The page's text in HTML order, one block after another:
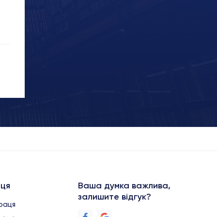
Ваша думка важлива,
залишите відгук?